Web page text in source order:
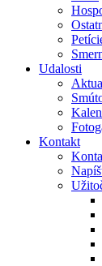
Udalosti
Kontakt